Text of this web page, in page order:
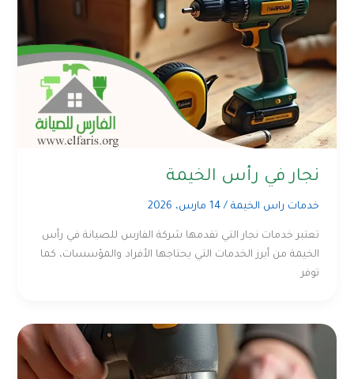
نجار في رأس الخيمة
خدمات راس الخيمة /14 مارس، 2026
تعتبر خدمات نجار التي تقدمها شركة الفارس للصيانة في رأس
الخيمة من أبرز الخدمات التي يحتاجها الأفراد والمؤسسات، كما
توفر